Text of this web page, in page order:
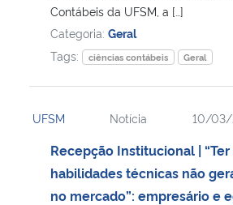
Contábeis da UFSM, a […]
Categoria: Geral
Tags:
ciências contábeis Geral
UFSM Notícia 10/03/
Recepção Institucional |
habilidades técnicas não
no mercado”: empresário e